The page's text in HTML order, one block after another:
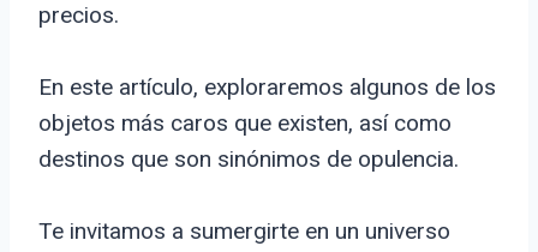
precios.
En este artículo, exploraremos algunos de los
objetos más caros que existen, así como
destinos que son sinónimos de opulencia.
Te invitamos a sumergirte en un universo